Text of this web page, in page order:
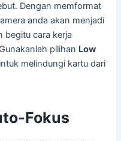
Dengan memformat
anda akan menjadi
begitu cara kerja
pilihan Low
melindungi kartu dari
Fokus